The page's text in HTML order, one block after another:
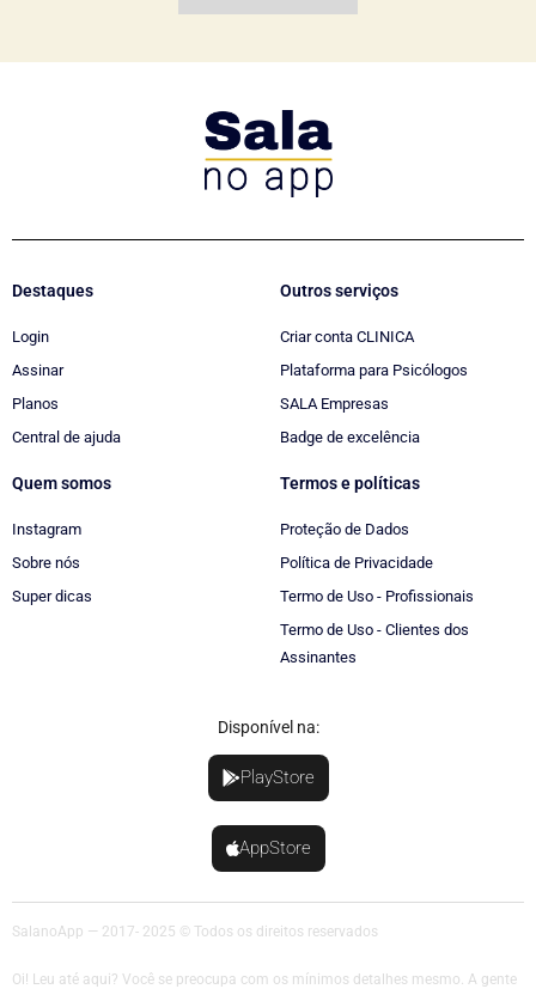
Destaques
Login
Assinar
Planos
Central de ajuda
Outros serviços
Criar conta CLINICA
Plataforma para Psicólogos
SALA Empresas
Badge de excelência
Quem somos
Instagram
Sobre nós
Super dicas
Termos e políticas
Proteção de Dados
Política de Privacidade
Termo de Uso - Profissionais
Termo de Uso - Clientes dos
Assinantes
Disponível na:
PlayStore
AppStore
SalanoApp — 2017- 2025 © Todos os direitos reservados
Oi! Leu até aqui? Você se preocupa com os mínimos detalhes mesmo. A gente